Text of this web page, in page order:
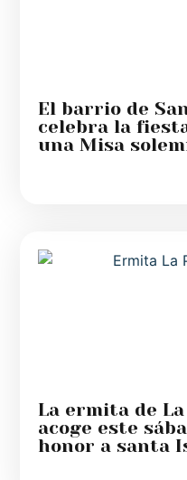
El barrio de
celebra la
una Misa
La ermita de
acoge este
honor a santa